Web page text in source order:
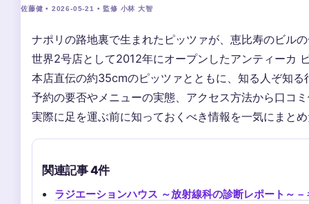
佐藤健 • 2026-05-21 • 監修 小林 大智
ナポリの路地裏で生まれたピッツァが、恵比寿のビル
世界2号店として2012年にオープンしたアンティーカ
本店直伝の約35cmのピッツァとともに、知る人ぞ知
予約の要否やメニューの実態、アクセス方法から口コ
実際に足を運ぶ前に知っておくべき情報を一気にまと
関連記事 4件
ラジエーションハウス ～放射線科の診断レポート～